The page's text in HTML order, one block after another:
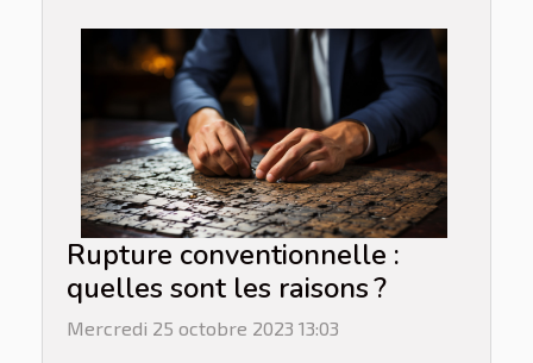
Rupture conventionnelle :
quelles sont les raisons ?
Mercredi 25 octobre 2023 13:03